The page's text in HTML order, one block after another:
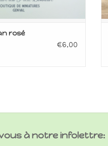
rosé
€6,00
à notre infolettre: